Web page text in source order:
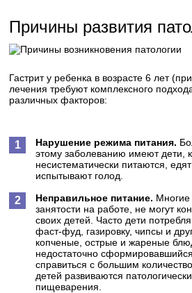
Причины развития
Гастрит у ребенка в возрасте 6 лет
лечения требуют комплексного
различных факторов:
Нарушение режима питания.
этому заболеванию имеют дети,
несистематически питаются,
испытывают голод.
Неправильное питание. Многие
занятости на работе, не могут
своих детей. Часто дети
фаст-фуд, газировку, чипсы и
копченые, острые и жареные
недостаточно
справиться с большим
детей развиваются
пищеварения.